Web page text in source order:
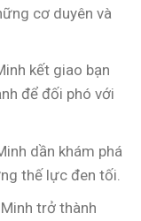
cơ duyên và
kết giao bạn
để đối phó với
dần khám phá
thế lực đen tối.
trở thành